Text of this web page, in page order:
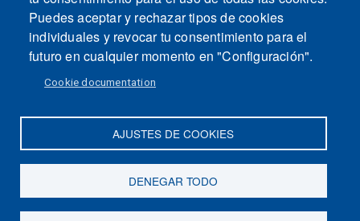
ContactoAviso legalPolitica de Privacidad
Puedes aceptar y rechazar tipos de cookies
individuales y revocar tu consentimiento para el
futuro en cualquier momento en "Configuración".
Cookie documentation
AJUSTES DE COOKIES
DENEGAR TODO